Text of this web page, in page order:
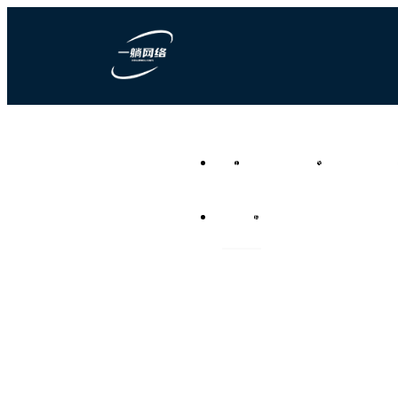
负责任的全网营销代运营公
首页 营销型网站建设 竞价推广代运
资讯频道